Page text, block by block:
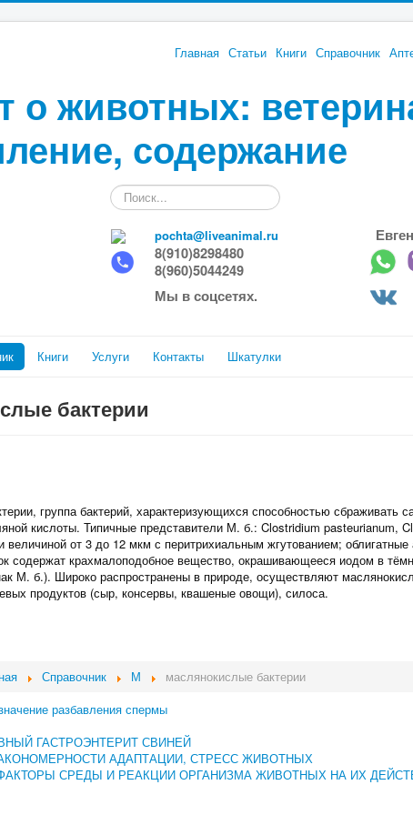
Главная Статьи Книги Справочник
о животных:
содержание
Искать...
pochta@liveanimal.ru
8(910)8298480
8(960)5044249
Мы в соцсетях.
Книги Услуги Контакты Шкатулки
бактерии
группа бактерий, характеризующихся способностью сбраживать
кислоты. Типичные представители М. б.: Clostridium pasteurianum,
величиной от 3 до 12 мкм с перитрихиальным жгутованием; облигатные
содержат крахмалоподобное вещество, окрашивающееся иодом в
М. б.). Широко распространены в природе, осуществляют
продуктов (сыр, консервы, квашеные овощи), силоса.
Справочник М
маслянокислые бактерии
разбавления спермы
ГАСТРОЭНТЕРИТ СВИНЕЙ
АДАПТАЦИИ, СТРЕСС ЖИВОТНЫХ
СРЕДЫ И РЕАКЦИИ ОРГАНИЗМА ЖИВОТНЫХ НА ИХ